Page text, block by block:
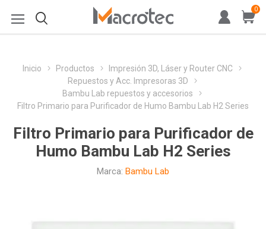
0
Inicio Productos
Impresión 3D, Láser y Router CNC
Repuestos y Acc. Impresoras 3D
Bambu Lab repuestos y accesorios
Filtro Primario para Purificador de Humo Bambu Lab H2 Series
Filtro Primario para Purificador de
Humo Bambu Lab H2 Series
Marca: Bambu Lab